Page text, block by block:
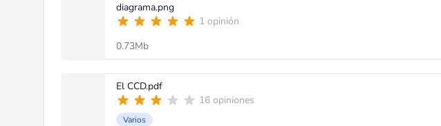
diagrama.png
1 opinión
0.73Mb
El CCD.pdf
16 opiniones
Varios